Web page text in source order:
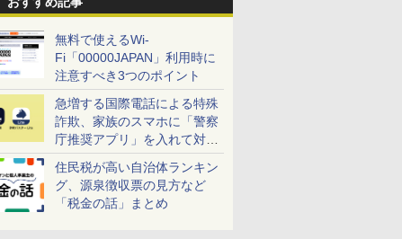
無料で使えるWi-
Fi「00000JAPAN」利用時に
注意すべき3つのポイント
急増する国際電話による特殊
詐欺、家族のスマホに「警察
庁推奨アプリ」を入れて対策
しよう！
住民税が高い自治体ランキン
グ、源泉徴収票の見方など
「税金の話」まとめ